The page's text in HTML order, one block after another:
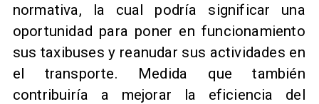
normativa, la cual podría significar una
oportunidad para poner en funcionamiento
sus taxibuses y reanudar sus actividades en
el transporte. Medida que también
contribuiría a mejorar la eficiencia del